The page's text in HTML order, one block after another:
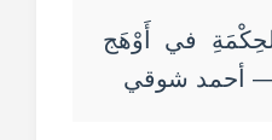
في أَوْهَج
أحمد شوقي